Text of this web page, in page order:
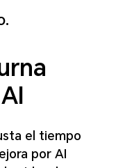
el tiempo
por AI